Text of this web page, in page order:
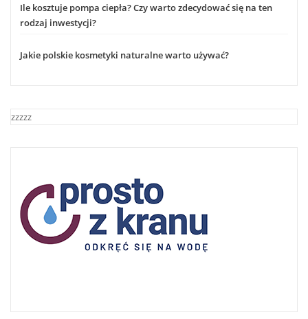
Ile kosztuje pompa ciepła? Czy warto zdecydować się na ten
rodzaj inwestycji?
Jakie polskie kosmetyki naturalne warto używać?
zzzzz